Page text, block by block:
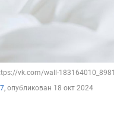
vk.com/wall-183164010_8981
, опубликован 18 окт 2024